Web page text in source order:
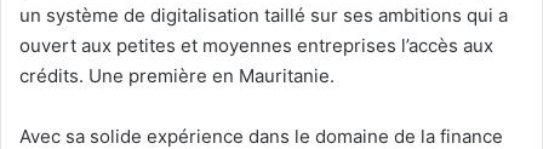
un système de digitalisation taillé sur ses ambitions qui a
ouvert aux petites et moyennes entreprises l’accès aux
crédits. Une première en Mauritanie.
Avec sa solide expérience dans le domaine de la finance